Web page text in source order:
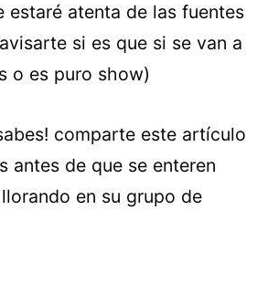
estaré atenta de las fuentes
si es que si se van a
o es puro show)
comparte este artículo
antes de que se enteren
en su grupo de